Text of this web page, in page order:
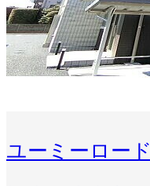
ユーミーロード